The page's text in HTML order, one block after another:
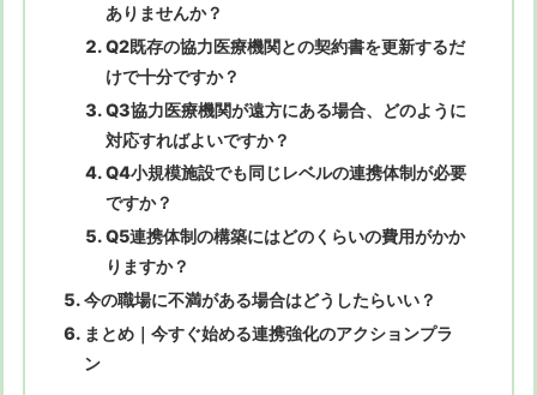
ありませんか？
Q2既存の協力医療機関との契約書を更新するだ
けで十分ですか？
Q3協力医療機関が遠方にある場合、どのように
対応すればよいですか？
Q4小規模施設でも同じレベルの連携体制が必要
ですか？
Q5連携体制の構築にはどのくらいの費用がかか
りますか？
今の職場に不満がある場合はどうしたらいい？
まとめ｜今すぐ始める連携強化のアクションプラ
ン